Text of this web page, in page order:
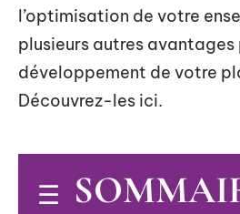
l’optimisation de votre
plusieurs autres avantages
développement de votre
Découvrez-les ici.